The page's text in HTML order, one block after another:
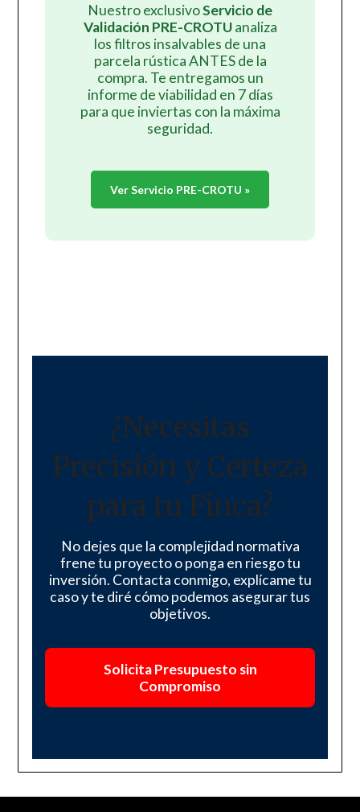
Nuestro exclusivoServicio de
Validación PRE-CROTUanaliza
los filtros insalvables de una
parcela rústica ANTES de la
compra. Te entregamos un
informe de viabilidad en 7 días
para que inviertas con la máxima
seguridad.
Ver Servicio PRE-CROTU »
¿Necesitas
Precisión y Certeza
para tu Finca?
No dejes que la complejidad normativa
frene tu proyecto o ponga en riesgo tu
inversión. Contacta conmigo, explícame tu
caso y te diré cómo podemos asegurar tus
objetivos.
Solicita Presupuesto sin
Compromiso